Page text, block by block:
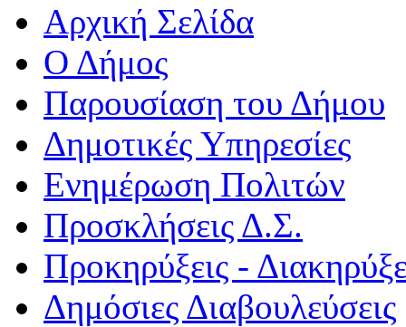
Αρχική Σελίδα
Ο Δήμος
Παρουσίαση του Δήμου
Δημοτικές Υπηρεσίες
Ενημέρωση Πολιτών
Προσκλήσεις Δ.Σ.
Προκηρύξεις -
Δημόσιες Διαβουλεύσεις